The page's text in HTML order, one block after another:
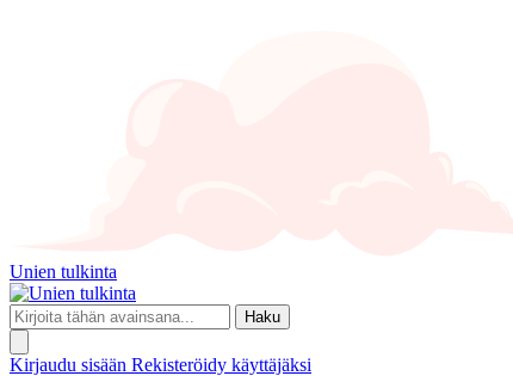
Unien tulkinta
Haku
Kirjaudu sisään Rekisteröidy käyttäjäksi